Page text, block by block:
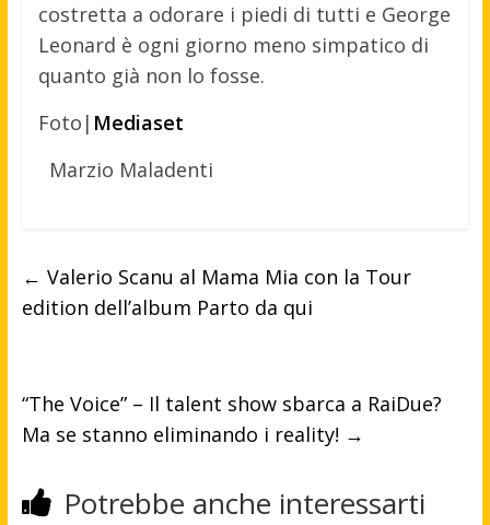
costretta a odorare i piedi di tutti e George
Leonard è ogni giorno meno simpatico di
quanto già non lo fosse.
Foto| Mediaset
Marzio Maladenti
← Valerio Scanu al Mama Mia con la Tour
edition dell’album Parto da qui
“The Voice” – Il talent show sbarca a RaiDue?
Ma se stanno eliminando i reality! →
Potrebbe anche interessarti